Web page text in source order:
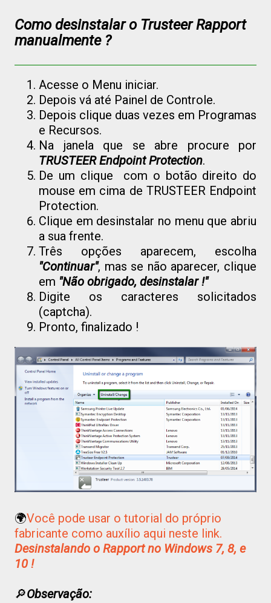
Como desinstalar o Trusteer Rapport
manualmente ?
Acesse o Menu iniciar.
Depois vá até Painel de Controle.
Depois clique duas vezes em Programas
e Recursos.
Na janela que se abre procure por
TRUSTEER Endpoint Protection.
De um clique com o botão direito do
mouse em cima de TRUSTEER Endpoint
Protection.
Clique em desinstalar no menu que abriu
a sua frente.
Três opções aparecem, escolha
"Continuar", mas se não aparecer, clique
em "Não obrigado, desinstalar !"
Digite os caracteres solicitados
(captcha).
Pronto, finalizado !
🌍Você pode usar o tutorial do próprio
fabricante como auxílio aqui neste link.
Desinstalando o Rapport no Windows 7, 8, e
10 !
🔎Observação: